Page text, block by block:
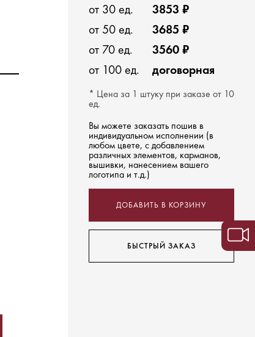
от 30 ед.
3853 ₽
от 50 ед.
3685 ₽
от 70 ед.
3560 ₽
от 100 ед.
договорная
* Цена за 1 штуку при заказе от 10
ед.
Вы можете заказать пошив в
индивидуальном исполнении (в
любом цвете, с добавлением
различных элементов, карманов,
вышивки, нанесением вашего
логотипа и т.д.)
ДОБАВИТЬ В КОРЗИНУ
БЫСТРЫЙ ЗАКАЗ